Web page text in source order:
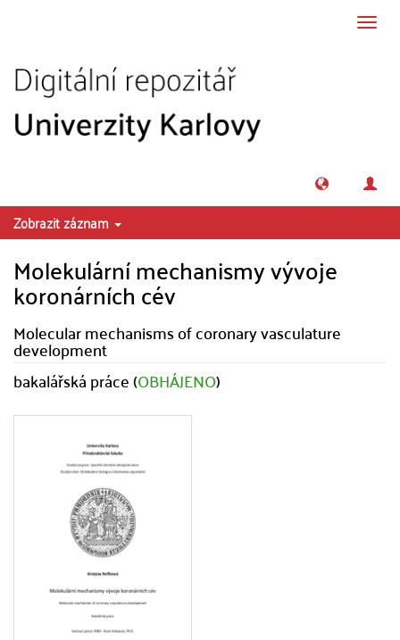
Zobrazit záznam
Molekulární mechanismy vývoje
koronárních cév
Molecular mechanisms of coronary vasculature
development
bakalářská práce (OBHÁJENO)